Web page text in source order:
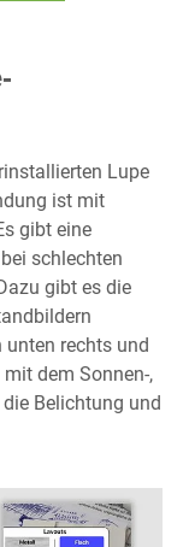
Lupe
ist mit
gibt eine
schlechten
gibt es die
rechts und
dem Sonnen-,
Belichtung und